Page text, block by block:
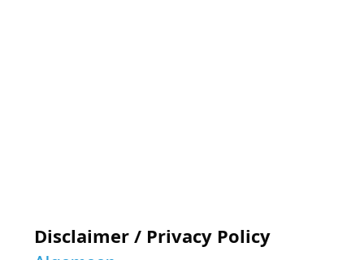
Disclaimer / Privacy Policy